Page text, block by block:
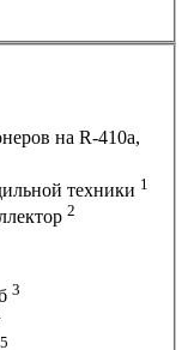
на R-410а,
техники 1
2
3
5